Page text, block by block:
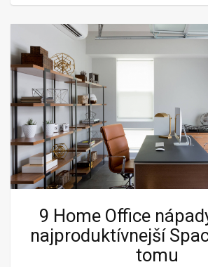
9 Home Office
najproduktívnejší
tomu